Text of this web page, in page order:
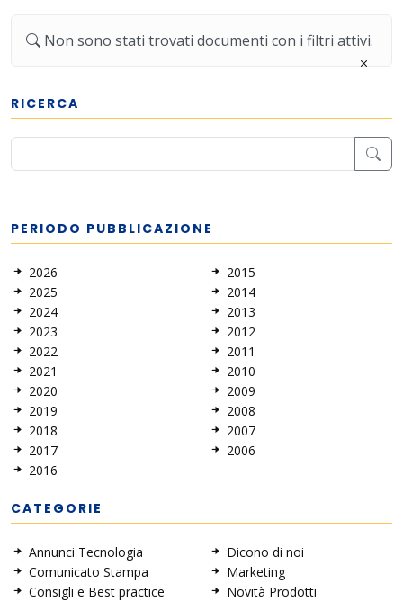
Non sono stati trovati documenti con i filtri attivi.
RICERCA
PERIODO PUBBLICAZIONE
2026
2025
2024
2023
2022
2021
2020
2019
2018
2017
2016
2015
2014
2013
2012
2011
2010
2009
2008
2007
2006
CATEGORIE
Annunci Tecnologia
Comunicato Stampa
Consigli e Best practice
Dicono di noi
Marketing
Novità Prodotti